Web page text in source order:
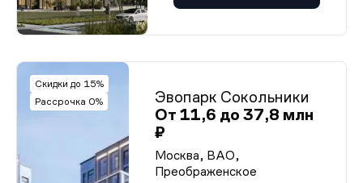
Скидки до 15%
Рассрочка 0%
Эвопарк Сокольники
От 11,6 до 37,8 млн
₽
Москва, ВАО,
Преображенское